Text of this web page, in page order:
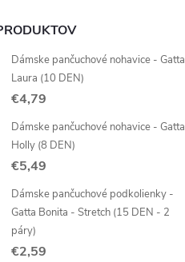
Dámske pančuchové nohavice - Gatta
Laura (10 DEN)
€4,79
Dámske pančuchové nohavice - Gatta
Holly (8 DEN)
€5,49
Dámske pančuchové podkolienky -
Gatta Bonita - Stretch (15 DEN - 2
páry)
€2,59